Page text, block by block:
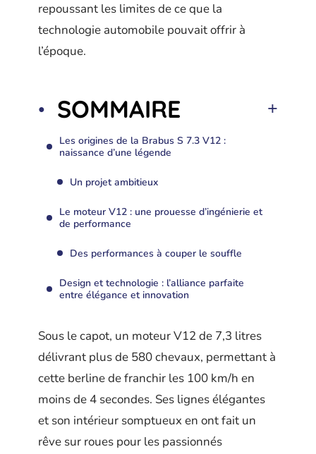
repoussant les limites de ce que la
technologie automobile pouvait offrir à
l’époque.
SOMMAIRE
Les origines de la Brabus S 7.3 V12 :
naissance d’une légende
Un projet ambitieux
Le moteur V12 : une prouesse d’ingénierie et
de performance
Des performances à couper le souffle
Design et technologie : l’alliance parfaite
entre élégance et innovation
Sous le capot, un moteur V12 de 7,3 litres
délivrant plus de 580 chevaux, permettant à
cette berline de franchir les 100 km/h en
moins de 4 secondes. Ses lignes élégantes
et son intérieur somptueux en ont fait un
rêve sur roues pour les passionnés